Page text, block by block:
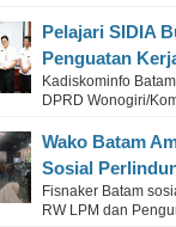
Pelajari SIDIA
Penguatan
Kadiskominfo
DPRD Wonogiri/
Wako Batam
Sosial
Fisnaker Batam
RW LPM dan